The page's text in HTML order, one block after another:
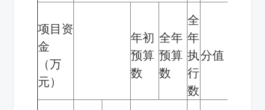
项目资
金
（万
元）
年初
预算
数
全年
预算
数
全
年
执
行
数
分值